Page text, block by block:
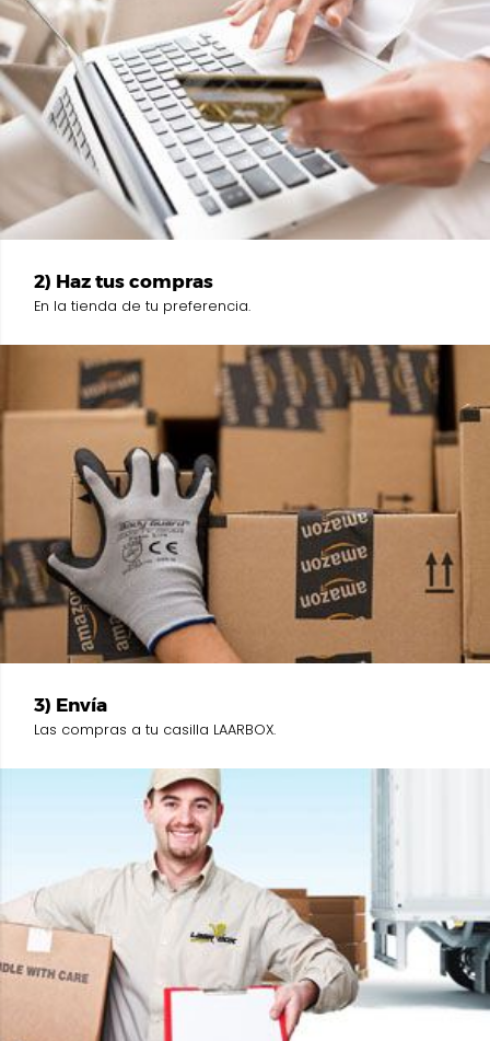
2) Haz tus compras
En la tienda de tu preferencia.
3) Envía
Las compras a tu casilla LAARBOX.